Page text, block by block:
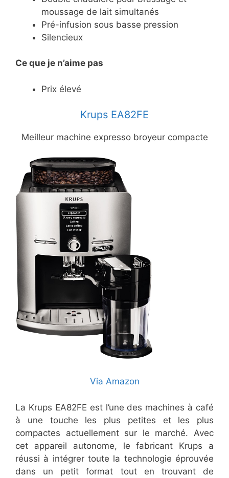
moussage de lait simultanés
Pré-infusion sous basse pression
Silencieux
Ce que je n’aime pas
Prix élevé
Krups EA82FE
Meilleur machine expresso broyeur compacte
Via Amazon
La Krups EA82FE est l’une des machines à café
à une touche les plus petites et les plus
compactes actuellement sur le marché. Avec
cet appareil autonome, le fabricant Krups a
réussi à intégrer toute la technologie éprouvée
dans un petit format tout en trouvant de